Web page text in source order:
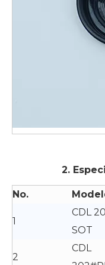
2.
No.
1
CDL
SOT
2
CDL